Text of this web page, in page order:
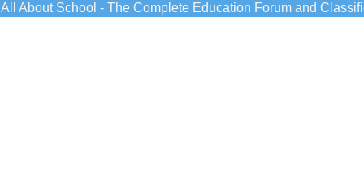
All About School - The Complete Education Forum and